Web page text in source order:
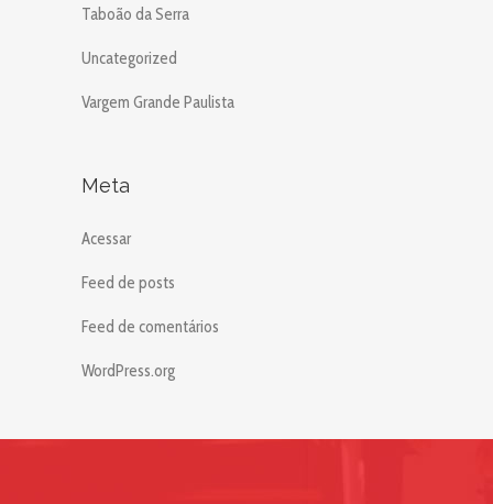
Taboão da Serra
Uncategorized
Vargem Grande Paulista
Meta
Acessar
Feed de posts
Feed de comentários
WordPress.org